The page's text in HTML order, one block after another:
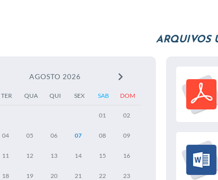
AGOSTO 2026
TER QUA QUI SEX SAB DOM
01 02
04 05 06 07 08 09
11 12 13 14 15 16
18 19 20 21 22 23
ARQUIVOS